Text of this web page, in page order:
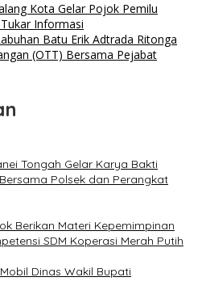
Kota Gelar Pojok Pemilu
Informasi
Batu Erik Adtrada Ritonga
(OTT) Bersama Pejabat
Tongah Gelar Karya Bakti
Polsek dan Perangkat
Berikan Materi Kepemimpinan
SDM Koperasi Merah Putih
Dinas Wakil Bupati